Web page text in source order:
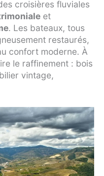
croisières fluviales
et
. Les bateaux, tous
restaurés,
confort moderne. À
le raffinement : bois
vintage,